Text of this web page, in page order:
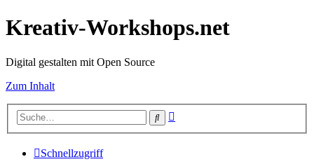
Kreativ-Workshops.net
Digital gestalten mit Open Source
Zum Inhalt
Suche
Schnellzugriff